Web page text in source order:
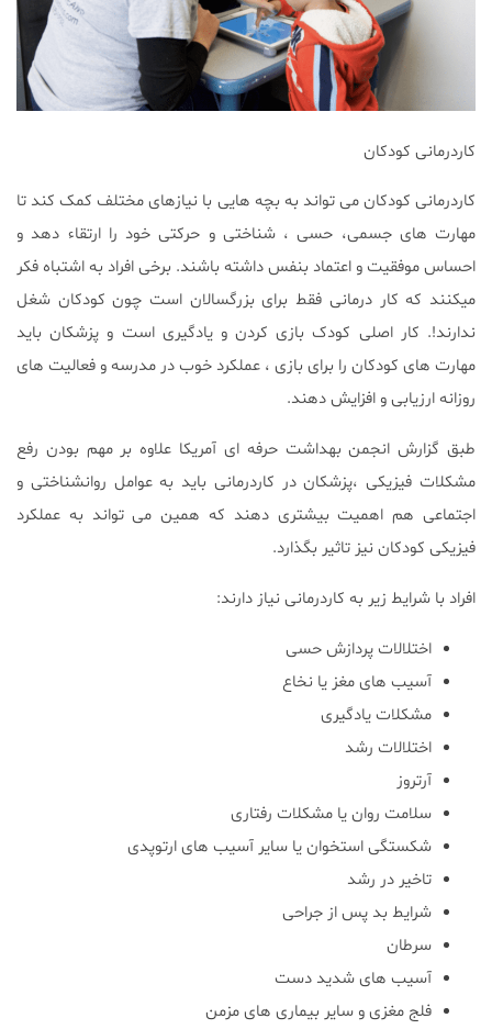
کاردرمانی کودکان
کاردرمانی کودکان می تواند به بچه هایی با نیازهای مختلف کمک کند تا
مهارت های جسمی، حسی ، شناختی و حرکتی خود را ارتقاء دهد و
احساس موفقیت و اعتماد بنفس داشته باشند. برخی افراد به اشتباه فکر
میکنند که کار درمانی فقط برای بزرگسالان است چون کودکان شغل
ندارند!. کار اصلی کودک بازی کردن و یادگیری است و پزشکان باید
مهارت های کودکان را برای بازی ، عملکرد خوب در مدرسه و فعالیت های
روزانه ارزیابی و افزایش دهند.
طبق گزارش انجمن بهداشت حرفه ای آمریکا علاوه بر مهم بودن رفع
مشکلات فیزیکی ،پزشکان در کاردرمانی باید به عوامل روانشناختی و
اجتماعی هم اهمیت بیشتری دهند که همین می تواند به عملکرد
فیزیکی کودکان نیز تاثیر بگذارد.
افراد با شرایط زیر به کاردرمانی نیاز دارند:
اختلالات پردازش حسی
آسیب های مغز یا نخاع
مشکلات یادگیری
اختلالات رشد
آرتروز
سلامت روان یا مشکلات رفتاری
شکستگی استخوان یا سایر آسیب های ارتوپدی
تاخیر در رشد
شرایط بد پس از جراحی
سرطان
آسیب های شدید دست
فلج مغزی و سایر بیماری های مزمن